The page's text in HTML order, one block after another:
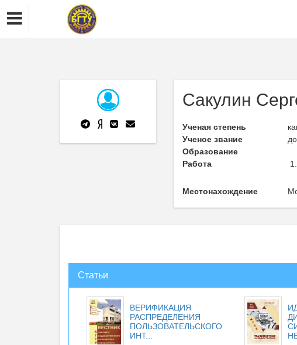
Сакулин
Ученая степень
Ученое звание
Образование
Работа
Местонахождение
Статьи
ВЕРИФИКАЦИЯ
РАСПРЕДЕЛЕНИЯ
ПОЛЬЗОВАТЕЛЬСКОГО
ИНТ...